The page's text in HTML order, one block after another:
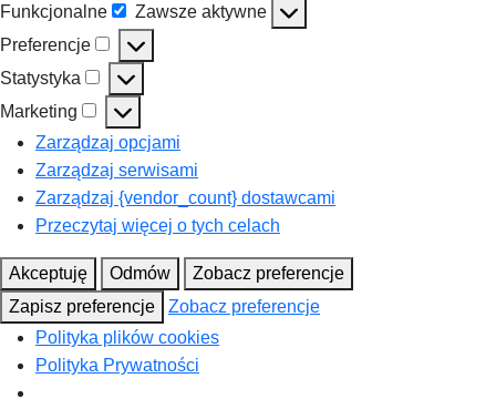
Funkcjonalne
Funkcjonalne
Zawsze aktywne
Preferencje
Preferencje
Statystyka
Statystyka
Marketing
Marketing
Zarządzaj opcjami
Zarządzaj serwisami
Zarządzaj {vendor_count} dostawcami
Przeczytaj więcej o tych celach
Akceptuję Odmów
Zobacz preferencje
Zapisz preferencje
Zobacz preferencje
Polityka plików cookies
Polityka Prywatności